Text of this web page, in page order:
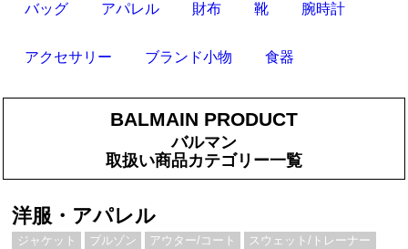
バッグ アパレル 財布 靴 腕時計
アクセサリー ブランド小物 食器
BALMAIN PRODUCT
バルマン
取扱い商品カテゴリー一覧
洋服・アパレル
ジャケット ブルゾン アウター/コート
スウェット/トレーナー